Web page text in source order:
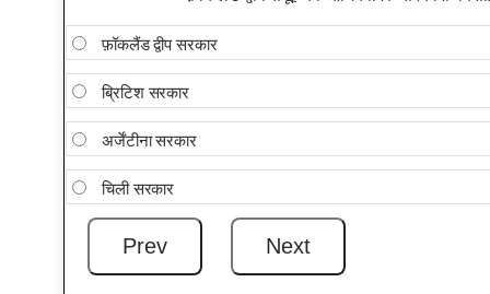
फ़ॉकलैंड द्वीप सरकार
ब्रिटिश सरकार
अर्जेंटीना सरकार
चिली सरकार